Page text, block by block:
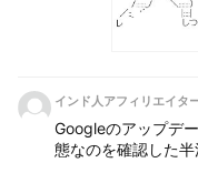
インド人アフィリエイタ
Googleのアップデ
態なのを確認した